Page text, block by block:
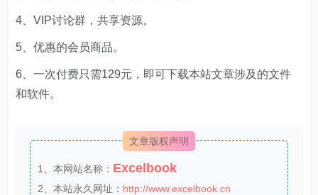
4、VIP讨论群，共享资源。
5、优惠的会员商品。
6、一次付费只需129元，即可下载本站文章涉及的文件
和软件。
文章版权声明
1、本网站名称： Excelbook
2、本站永久网址： http://www.excelbook.cn